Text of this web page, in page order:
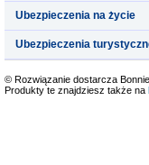
Ubezpieczenia na życie
Ubezpieczenia
© Rozwiązanie dostarcza
Produkty te znajdziesz także na